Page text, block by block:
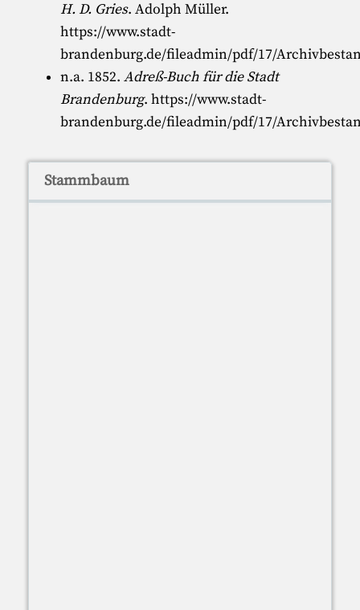
H. D. Gries. Adolph Müller.
https://www.stadt-
brandenburg.de/fileadmin/pdf/17/
n.a. 1852.Adreß-Buch für die Stadt
Brandenburg.https://www.stadt-
brandenburg.de/fileadmin/pdf/17/
Stammbaum